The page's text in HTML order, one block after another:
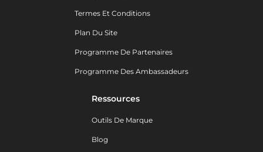
Termes Et Conditions
Plan Du Site
Programme De Partenaires
Programme Des Ambassadeurs
Ressources
Outils De Marque
Blog